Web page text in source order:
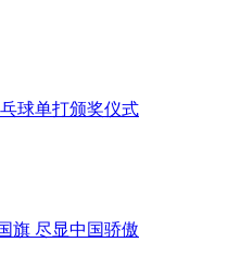
球单打颁奖仪式
旗 尽显中国骄傲